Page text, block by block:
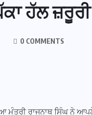
ਹੱਲ ਜ਼ਰੂਰੀ
0 COMMENTS
ਮੰਤਰੀ ਰਾਜਨਾਥ ਸਿੰਘ ਨੇ